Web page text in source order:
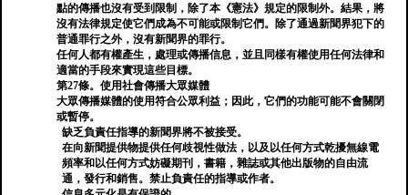
點的傳播也沒有受到限制，除了本《憲法》規定的限制外。結果，將
沒有法律規定使它們成為不可能或限制它們。除了通過新聞界犯下的
普通罪行之外，沒有新聞界的罪行。
任何人都有權產生，處理或傳播信息，並且同樣有權使用任何法律和
適當的手段來實現這些目標。
第27條。使用社會傳播大眾媒體
大眾傳播媒體的使用符合公眾利益；因此，它們的功能可能不會關閉
或暫停。
缺乏負責任指導的新聞界將不被接受。
在向新聞提供物提供任何歧視性做法，以及以任何方式乾擾無線電
頻率和以任何方式妨礙期刊，書籍，雜誌或其他出版物的自由流
通，發行和銷售。禁止負責任的指導或作者。